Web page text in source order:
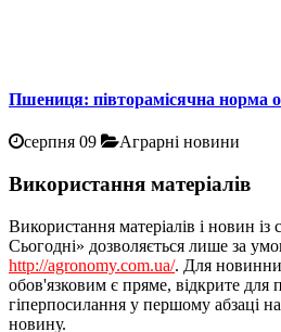
Пшениця: півторамісячна норма
серпня 09 Аграрні новини
Використання матеріалів
Використання матеріалів і новин
Сьогодні» дозволяється лише за
http://agronomy.com.ua/. Для
обов'язковим є пряме, відкрите для
гіперпосилання у першому абзаці
новину.